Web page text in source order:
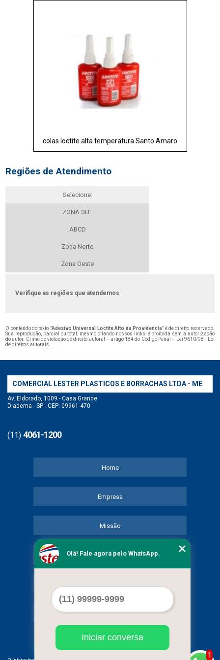
colas loctite alta temperatura Santo Amaro
Regiões de Atendimento
Selecione:
ZONA SUL
ABCD
Zona Norte
Zona Oeste
Verifique as regiões que atendemos
O conteúdo do texto "Adesivo Universal Loctite Alto da Providencia" é de direito reservado.
Sua reprodução, parcial ou total, mesmo citando nossos links, é proibida sem a autorização
do autor. Crime de violação de direito autoral – artigo 184 do Código Penal – Lei 9610/98 - Lei
de direitos autorais.
COMERCIAL LESTER PLASTICOS E BORRACHAS LTDA - ME
Av. Eldorado, 1009 - Casa Grande
Diadema - SP - CEP: 09961-470
(11) 4061-1200
Home
Empresa
Missão
Serviços
Mapa do site
1
Olá! Fale agora pelo WhatsApp.
Iniciar conversa